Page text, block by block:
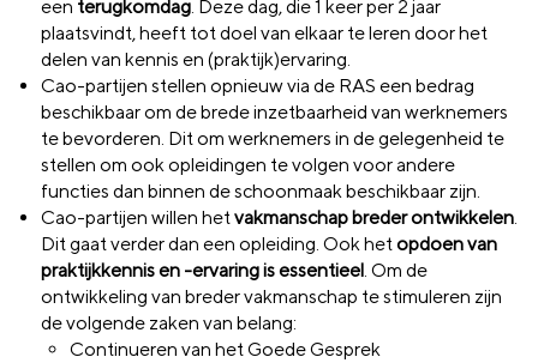
een terugkomdag. Deze dag, die 1 keer per 2 jaar
plaatsvindt, heeft tot doel van elkaar te leren door het
delen van kennis en (praktijk)ervaring.
Cao-partijen stellen opnieuw via de RAS een bedrag
beschikbaar om de brede inzetbaarheid van werknemers
te bevorderen. Dit om werknemers in de gelegenheid te
stellen om ook opleidingen te volgen voor andere
functies dan binnen de schoonmaak beschikbaar zijn.
Cao-partijen willen hetvakmanschap breder ontwikkelen.
Dit gaat verder dan een opleiding. Ook hetopdoen van
praktijkkennis en -ervaring is essentieel. Om de
ontwikkeling van breder vakmanschap te stimuleren zijn
de volgende zaken van belang:
Continueren van het Goede Gesprek